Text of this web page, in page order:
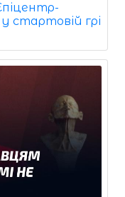
стартовій грі